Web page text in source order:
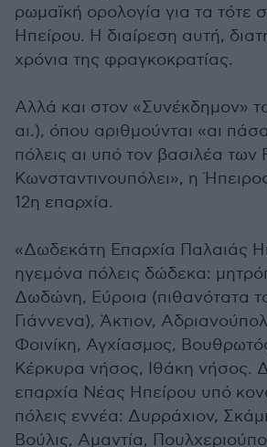
ρωμαϊκή ορολογία για τα τότε
Ηπείρου. Η διαίρεση αυτή,
χρόνια της φραγκοκρατίας.
Αλλά και στον «Συνέκδημον»
αι.), όπου αριθμούνται «αι
πόλεις αι υπό τον βασιλέα των
Κωνσταντινουπόλει», η
12η επαρχία.
«Δωδεκάτη Επαρχία Παλαιάς
ηγεμόνα πόλεις δώδεκα:
Δωδώνη, Εύροια (πιθανότατα
Γιάννενα), Άκτιον,
Φοινίκη, Αγχίασμος,
Κέρκυρα νήσος, Ιθάκη νήσος.
επαρχία Νέας Ηπείρου υπό
πόλεις εννέα: Δυρράχιον,
Βούλις, Αμαντία,